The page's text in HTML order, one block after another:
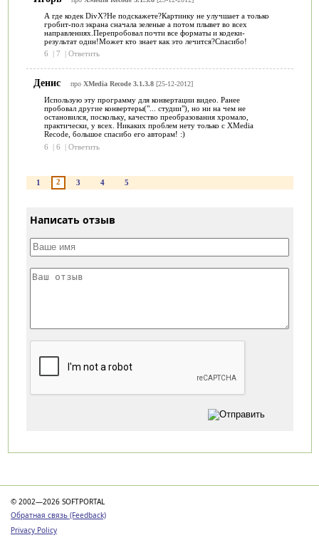
А где кодек DivX?Не подскажете?Картинку не улучшает а только
гробит-пол экрана сначала зеленые а потом плывет во всех
направлениях.Перепробовал почти все форматы и кодеки-
результат один!Может кто знает как это лечится?Спасибо!
6
| 7 | Ответить
Денис про XMedia Recode 3.1.3.8[25-12-2012]
Использую эту программу для конвертации видео. Ранее
пробовал другие конвертеры("... студии"), но ни на чем не
остановился, поскольку, качество преобразования хромало,
практически, у всех. Никаких проблем нету только с XMedia
Recode, большое спасибо его авторам! :)
6
| 6 | Ответить
1 2 3 4 5
Написать отзыв
© 2002—2026 SOFTPORTAL
Обратная связь (Feedback)
Privacy Policy